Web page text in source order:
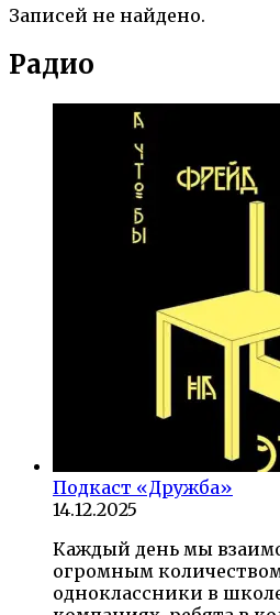
Записей не найдено.
Радио
Подкаст «Дружба»
14.12.2025
Каждый день мы
огромным
одноклассники в